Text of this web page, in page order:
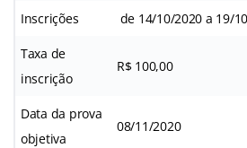
Inscrições de 14/10/2020 a 19/
Taxa de
inscrição
R$ 100,00
Data da prova
objetiva
08/11/2020